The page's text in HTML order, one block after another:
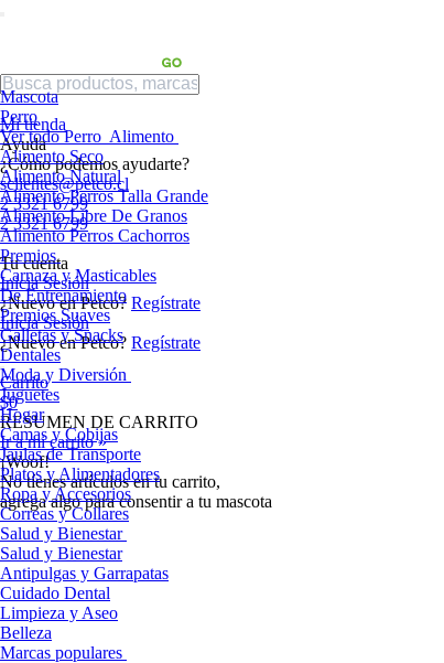
Mi tienda
Ayuda
¿Cómo podemos ayudarte?
sclientes@petco.cl
2 3321 6799
2 3321 6799
Tu cuenta
Inicia Sesión
¿Nuevo en Petco? Regístrate
Inicia Sesión
¿Nuevo en Petco? Regístrate
Carrito
$0
RESUMEN DE CARRITO
Ir a mi carrito »
¡Woof!
No tíenes artículos en tu carrito,
agrega algo para consentir a tu mascota
Mascota
Perro
Ver todo Perro Alimento
Alimento Seco
Alimento Natural
Alimento Perros Talla Grande
Alimento Libre De Granos
Alimento Perros Cachorros
Premios
Carnaza y Masticables
De Entrenamiento
Premios Suaves
Galletas y Snacks
Dentales
Moda y Diversión
Juguetes
Hogar
Camas y Cobijas
Jaulas de Transporte
Platos y Alimentadores
Ropa y Accesorios
Correas y Collares
Salud y Bienestar
Salud y Bienestar
Antipulgas y Garrapatas
Cuidado Dental
Limpieza y Aseo
Belleza
Marcas populares